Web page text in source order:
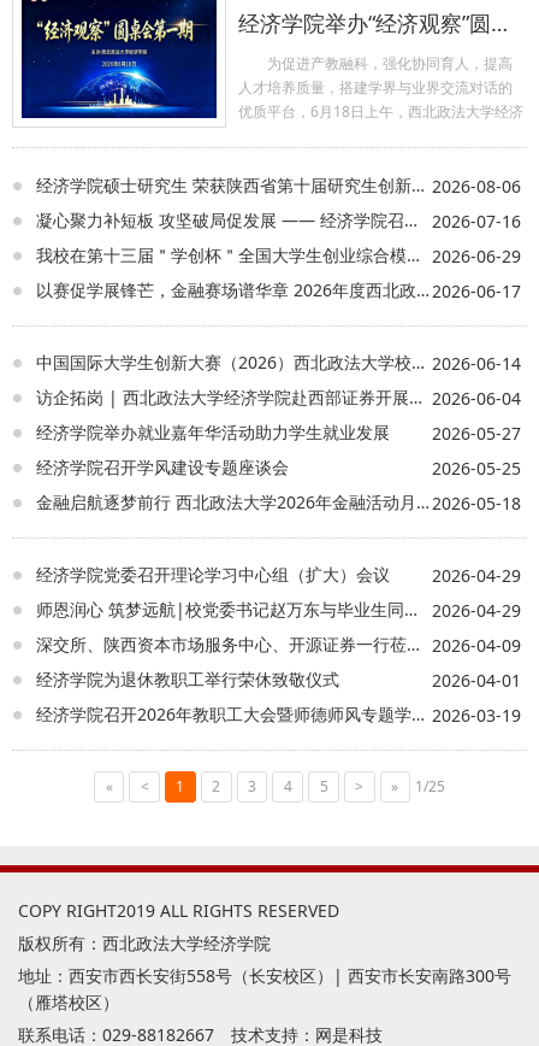
经济学院举办“经济观察”圆桌会
为促进产教融科，强化协同育人，提高
人才培养质量，搭建学界与业界交流对话的
优质平台，6月18日上午，西北政法大学经济
庆系列学术活动。 西部证券前总
裁、西部利得基金前董事长、我院79级校友
安保和，西北政法大学金融与法律研究院院
长强力，以及来自西部证券、开源证券、新
时代资本、磐石基金、沃特集团、北京通商
律师事务所、泰和泰律师事务所、兴业银
行、山东泰安银行的22位嘉宾和在校师生现
场交流，共同研讨。圆桌会由经济学院党委
副书记何玉军主持。 经济学院院长
王胜利致欢迎辞，对各位嘉宾的到来表示欢
迎，并对多年来支持学院人才培养工作和事
强力教授作题为《金融法（草案）修订
逻辑、核心思想与完善路径》的报告。从金
融法的主体内容到修改建议，强力教授系统
梳理了此次金融法修订的整体脉络，结合自
点。 安保和先生以《法学与经济学融合的底
层逻辑及业务实践探索》为题作分享，结合
展特征与运行逻辑，从实务层面分享了投资
决策等方面的经验，为以实践为导向培养人
革的经法协同等议题展开充分讨论，现场气
待与社会各界加强合作，凝练好学院特色品
牌，服务社会经济发展、服务学生成长成
才。 下一步，经济学院将继续依托“经
济观察”圆桌会平台，紧扣国家重大战略需求
慧，助力经法融合交叉学科建设，为学校90
经济学院硕士研究生 荣获陕西省第十届研究生创新成果展A档成果 2026-08-06
凝心聚力补短板 攻坚破局促发展 —— 经济学院召开 2026 年上半年全院教职工大会
2026-07-16
我校在第十三届＂学创杯＂全国大学生创业综合模拟大赛陕西省选拔赛中再获佳绩 2026-06-29
以赛促学展锋芒，金融赛场谱华章 2026年度西北政法大学金融知识竞赛决赛 暨金融活动月闭幕式圆满落幕2026-06-17
中国国际大学生创新大赛（2026）西北政法大学校级决赛圆满结束 2026-06-14
访企拓岗 | 西北政法大学经济学院赴西部证券开展交流座谈 2026-06-04
经济学院举办就业嘉年华活动助力学生就业发展
2026-05-27
经济学院召开学风建设专题座谈会
2026-05-25
金融启航逐梦前行 西北政法大学2026年金融活动月启动暨省赛颁奖仪式圆满举行2026-05-18
经济学院党委召开理论学习中心组（扩大）会议
2026-04-29
师恩润心 筑梦远航|校党委书记赵万东与毕业生同拍毕业照
2026-04-29
深交所、陕西资本市场服务中心、开源证券一行莅临经济学院调研座谈 2026-04-09
经济学院为退休教职工举行荣休致敬仪式
2026-04-01
经济学院召开2026年教职工大会暨师德师风专题学习会 2026-03-19
« < 1 2 3 4 5 > » 1/25
COPY RIGHT2019 ALL RIGHTS RESERVED
版权所有：西北政法大学经济学院
地址：西安市西长安街558号（长安校区）| 西安市长安南路300号
（雁塔校区）
联系电话：029-88182667 技术支持： 网是科技